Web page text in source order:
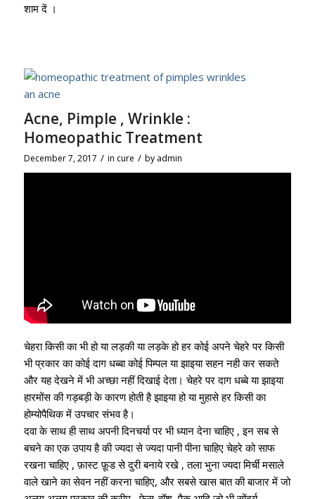
शाम दें ।
Acne, Pimple , Wrinkle :
Homeopathic Treatment
December 7, 2017 / in cure / by admin
चेहरा किसी का भी हो या लड़की या लड़के हो हर कोई अपने चेहरे पर किसी
भी प्रकार का कोई दाग धब्बा कोई पिम्पल या झाइया सहन नही कर सकते
और यह देखने में भी अच्छा नहीं दिखाई देता। चेहरे पर दाग धब्बे या झाइया
हारमोंस की गड़बड़ी के कारण होती है झाइया हो या मुहासे हर किसी का
होम्योपैथिक में उपचार संभव है।
दवा के साथ ही साथ अपनी दिनचर्या पर भी ध्यान देना चाहिए , इन सब से
बचने का एक उपाय है की ज्यदा से ज्यदा पानी पीना चाहिए चेहरे को साफ
रखना चाहिए , फ़ास्ट फ़ूड से दुरी बनाये रखे , तला भुना ज्यदा मिर्ची मसाले
वाले खाने का सेवन नहीं करना चाहिए, और सबसे खास बात की बाजार में जो